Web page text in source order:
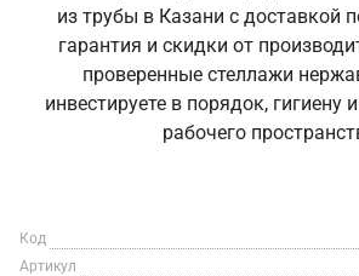
из трубы в Казани с доставкой
гарантия и скидки от
проверенные стеллажи
инвестируете в порядок, гигиену
рабочего
Код
Артикул